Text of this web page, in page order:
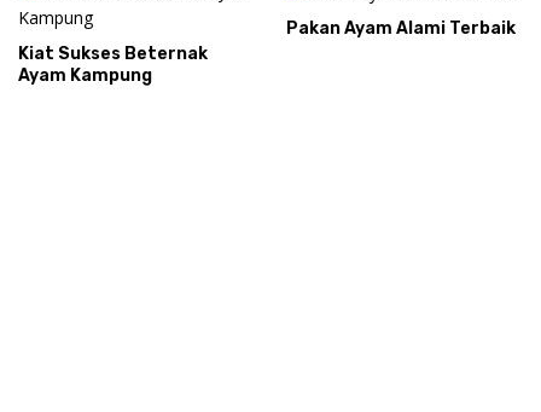
Kiat Sukses Beternak
Ayam Kampung
Pakan Ayam Alami Terbaik